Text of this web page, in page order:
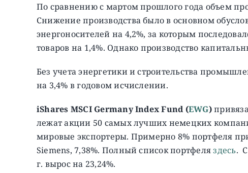
По сравнению с мартом прошлого года объем
Снижение производства было в основном
энергоносителей на 4,2%, за которым
товаров на 1,4%. Однако производство
Без учета энергетики и строительства
на 3,4% в годовом исчислении.
iShares MSCI Germany Index Fund (EWG)
лежат акции 50 самых лучших немецких
мировые экспортеры. Примерно 8% портфеля
Siemens, 7,38%. Полный список портфеляздесь.
г. вырос на 23,24%.